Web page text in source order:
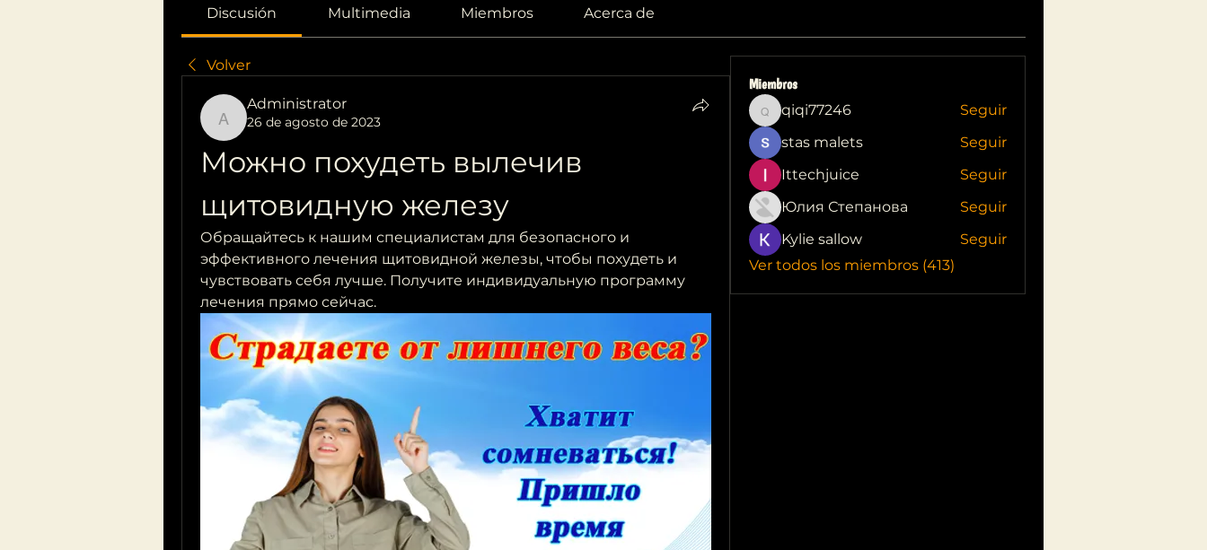
Discusión Multimedia Miembros Acerca de
Volver
Administrator
Administrator
26 de agosto de 2023
Можно похудеть вылечив
щитовидную железу
Обращайтесь к нашим специалистам для безопасного и
эффективного лечения щитовидной железы, чтобы похудеть и
чувствовать себя лучше. Получите индивидуальную программу
лечения прямо сейчас.
Miembros
qiqi77246
qiqi77246
Seguir
stas malets
Seguir
Ittechjuice
Seguir
Юлия Степанова
Seguir
Kylie sallow
Seguir
Ver todos los miembros (413)